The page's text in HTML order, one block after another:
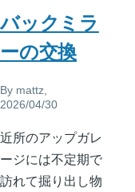
バックミラ
ーの交換
By mattz
2026/04/30
近所のアップガレ
ージには不定期で
訪れて掘り出し物